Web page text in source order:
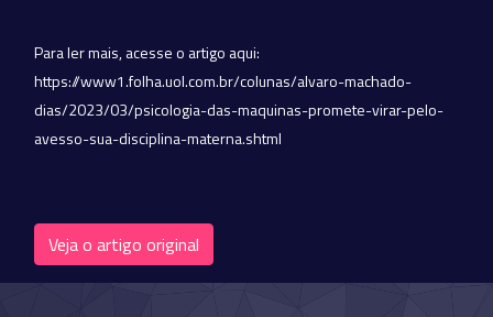
Para ler mais, acesse o artigo aqui:
https://www1.folha.uol.com.br/colunas/alvaro-machado-
dias/2023/03/psicologia-das-maquinas-promete-virar-pelo-
avesso-sua-disciplina-materna.shtml
Veja o artigo original